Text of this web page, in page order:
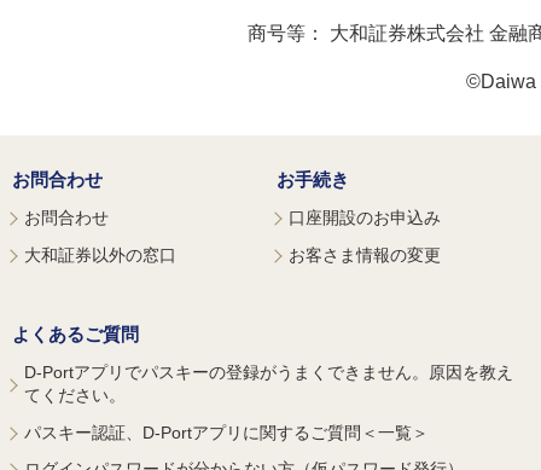
商号等： 大和証券株式会社 金融
©Daiwa
お問合わせ
お問合わせ
大和証券以外の窓口
お手続き
口座開設のお申込み
お客さま情報の変更
よくあるご質問
D-Portアプリでパスキーの登録がうまくできません。原因を教え
てください。
パスキー認証、D-Portアプリに関するご質問＜一覧＞